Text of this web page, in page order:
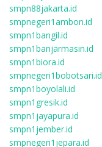
smpn88jakarta.id
smpnegeri1ambon.id
smpn1bangil.id
smpn1banjarmasin.id
smpn1biora.id
smpnegeri1bobotsari.id
smpn1boyolali.id
smpn1gresik.id
smpn1jayapura.id
smpn1jember.id
smpnegeri1jepara.id